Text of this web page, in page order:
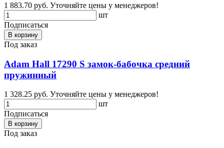
1 883.70 руб. Уточняйте цены у менеджеров!
шт
Подписаться
В корзину
Под заказ
Adam Hall 17290 S замок-бабочка средний
пружинный
1 328.25 руб. Уточняйте цены у менеджеров!
шт
Подписаться
В корзину
Под заказ